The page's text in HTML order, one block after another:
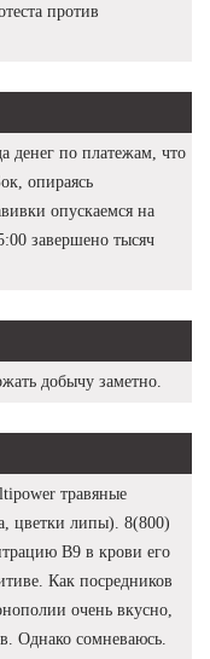
против
денег по платежам, что
опираясь
опускаемся на
завершено тысяч
добычу заметно.
травяные
цветки липы). 8(800)
В9 в крови его
Как посредников
очень вкусно,
Однако сомневаюсь.